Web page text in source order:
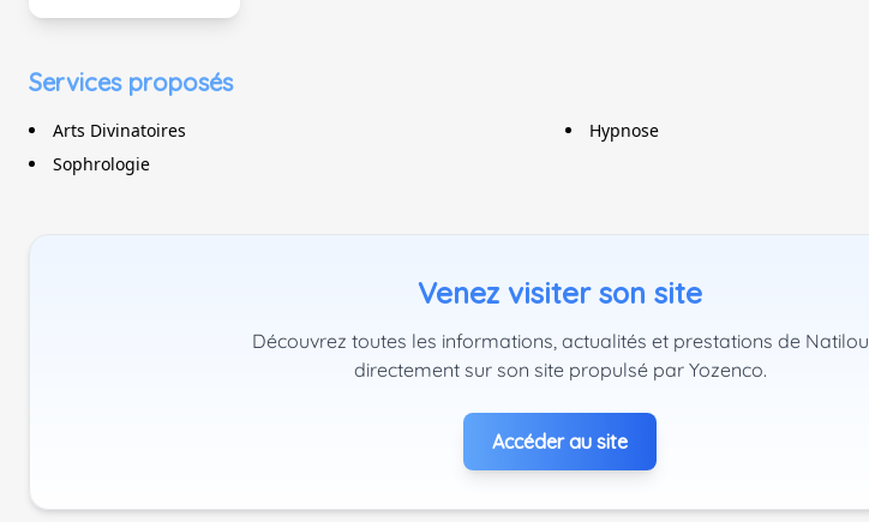
Services proposés
Arts Divinatoires
Hypnose
Sophrologie
Venez visiter son site
Découvrez toutes les informations, actualités et prestations de Natilou
directement sur son site propulsé par Yozenco.
Accéder au site